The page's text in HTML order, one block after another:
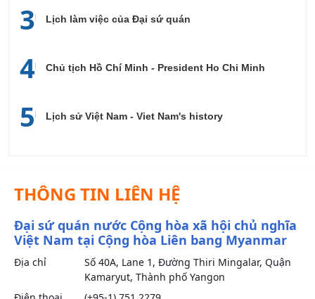
3 Lịch làm việc của Đại sứ quán
4 Chủ tịch Hồ Chí Minh - President Ho Chi Minh
5 Lịch sử Việt Nam - Viet Nam's history
THÔNG TIN LIÊN HỆ
Đại sứ quán nước Cộng hòa xã hội chủ nghĩa
Việt Nam tại Cộng hòa Liên bang Myanmar
Địa chỉ
Số 40A, Lane 1, Đường Thiri Mingalar, Quận
Kamaryut, Thành phố Yangon